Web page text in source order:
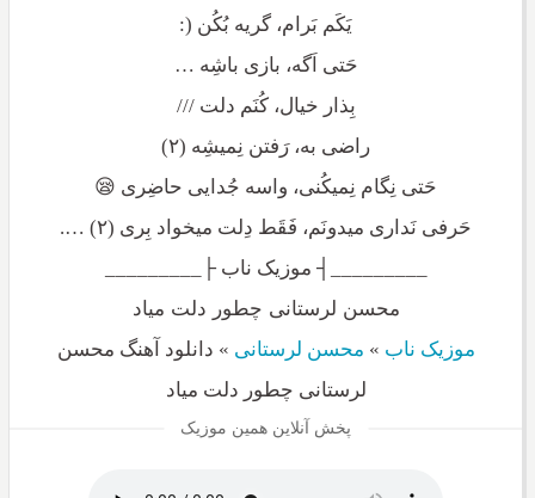
یَکَم بَرام، گریه بُکُن (:
حَتی اَگه، بازی باشِه …
بِذار خیال، کُنَم دلت ///
راضی به، رَفتن نِمیشِه (۲)
حَتی نِگام نِمیکُنی، واسه جُدایی حاضِری 😪
حَرفی نَداری میدونَم، فَقَط دِلت میخواد بِری (۲) ….
_________┤ موزیک ناب ├_________
محسن لرستانی چطور دلت میاد
موزیک ناب » محسن لرستانی » دانلود آهنگ محسن
لرستانی چطور دلت میاد
پخش آنلاین همین موزیک